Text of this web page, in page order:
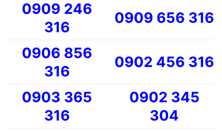
0909 246
316
0909 656 316
0906 856
316
0902 456 316
0903 365
316
0902 345
304